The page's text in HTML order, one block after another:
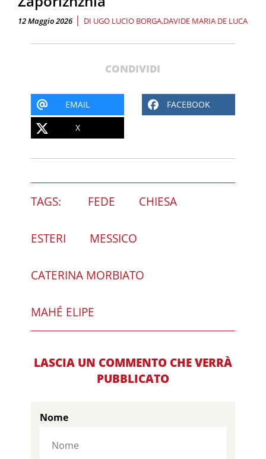
12 Maggio 2026 | DI UGO LUCIO BORGA DAVIDE MARIA DE LUCA
CONDIVIDI
EMAIL FACEBOOK
X
TAGS: FEDE CHIESA
ESTERI MESSICO
CATERINA MORBIATO
MAHÉ ELIPE
LASCIA UN COMMENTO CHE VERRÀ
PUBBLICATO
Nome